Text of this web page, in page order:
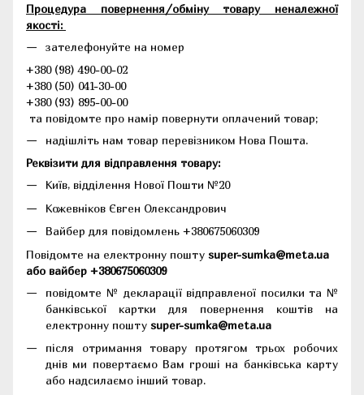
Процедура повернення/обміну товару неналежної
якості:
зателефонуйте на номер
+380 (98) 490-00-02
+380 (50) 041-30-00
+380 (93) 895-00-00
та повідомте про намір повернути оплачений товар;
надішліть нам товар перевізником Нова Пошта.
Реквізити для відправлення товару:
Київ, відділення Нової Пошти №20
Кожевніков Євген Олександрович
Вайбер для повідомлень +380675060309
Повідомте на електронну пошту super-sumka@meta.ua
або вайбер +380675060309
повідомте № декларації відправленої посилки та №
банківської картки для повернення коштів на
електронну пошту super-sumka@meta.ua
після отримання товару протягом трьох робочих
днів ми повертаємо Вам гроші на банківська карту
або надсилаємо інший товар.